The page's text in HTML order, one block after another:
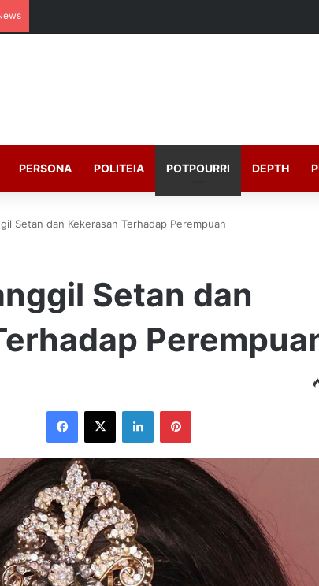
PERSONA POLITEIA POTPOURRI DEPTH
Setan dan Kekerasan Terhadap Perempuan
Setan dan
Facebook
X LinkedInPinterest